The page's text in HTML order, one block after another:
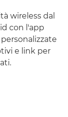
wireless dal
con l'app
e link per